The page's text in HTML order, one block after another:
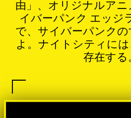
由」、オリジナルア
イバーパンク エッジ
で、サイバーパンク
よ。ナイトシティに
存在する